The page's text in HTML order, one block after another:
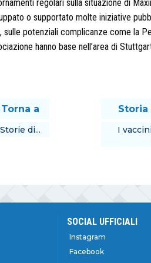
regolari sulla situazione di
o supportato molte iniziative
sulle potenziali complicanze come la
hanno base nell’area di
I
Torna a
Storie di...
SOCIAL UFFICIALI
Instagram
Facebook